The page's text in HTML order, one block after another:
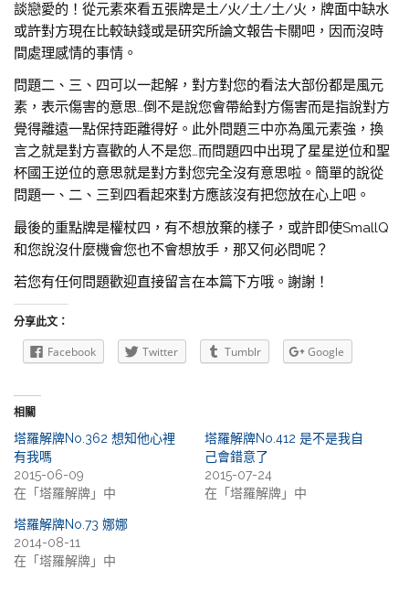
談戀愛的！從元素來看五張牌是土/火/土/土/火，牌面中缺水
或許對方現在比較缺錢或是研究所論文報告卡關吧，因而沒時
間處理感情的事情。
問題二、三、四可以一起解，對方對您的看法大部份都是風元
素，表示傷害的意思…倒不是說您會帶給對方傷害而是指說對方
覺得離遠一點保持距離得好。此外問題三中亦為風元素強，換
言之就是對方喜歡的人不是您…而問題四中出現了星星逆位和聖
杯國王逆位的意思就是對方對您完全沒有意思啦。簡單的說從
問題一、二、三到四看起來對方應該沒有把您放在心上吧。
最後的重點牌是權杖四，有不想放棄的樣子，或許即使SmallQ
和您說沒什麼機會您也不會想放手，那又何必問呢？
若您有任何問題歡迎直接留言在本篇下方哦。謝謝！
分享此文：
Facebook Twitter Tumblr Google
相關
塔羅解牌No.362 想知他心裡
有我嗎
2015-06-09
在「塔羅解牌」中
塔羅解牌No.412 是不是我自
己會錯意了
2015-07-24
在「塔羅解牌」中
塔羅解牌No.73 娜娜
2014-08-11
在「塔羅解牌」中